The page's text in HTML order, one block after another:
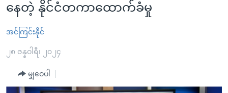
Link
များ
ပင်မ
ကမ္ဘာ့သတင်းများ
နိုင်ငံတကာ
အမေရိကန်
အစ္စရေး-ပါလက်စတိုင်း
ဗွီဒီယို
သတင်းလွတ်လပ်ခွင့်
အင်္ဂလိပ်စာလေ့လာမယ်
နေတဲ့ နိုင်ငံတကာထောက်ခံမှု
အင်ကြင်းနိုင်
၂၈ ဇန္နဝါရီ၊ ၂၀၂၄
မျှဝေပါ